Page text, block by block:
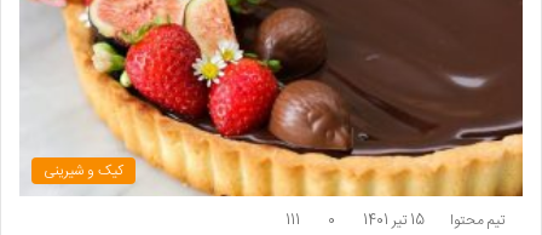
کیک و شیرینی
تیم محتوا 15 تیر 1401 0
111